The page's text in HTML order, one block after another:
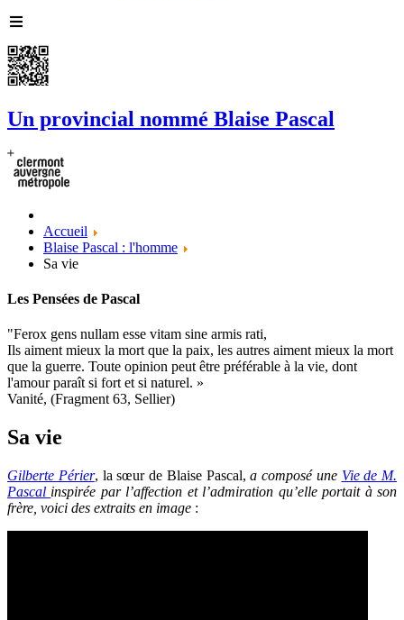
Un provincial nommé Blaise Pascal
Accueil
Blaise Pascal : l'homme
Sa vie
Les Pensées de Pascal
"Ferox gens nullam esse vitam sine armis rati,
Ils aiment mieux la mort que la paix, les autres aiment mieux la mort
que la guerre. Toute opinion peut être préférable à la vie, dont
l'amour paraît si fort et si naturel. »
Vanité, (Fragment 63, Sellier)
Sa vie
Gilberte Périer, la sœur de Blaise Pascal, a composé une Vie de M.
Pascal inspirée par l’affection et l’admiration qu’elle portait à son
frère, voici des extraits en image :